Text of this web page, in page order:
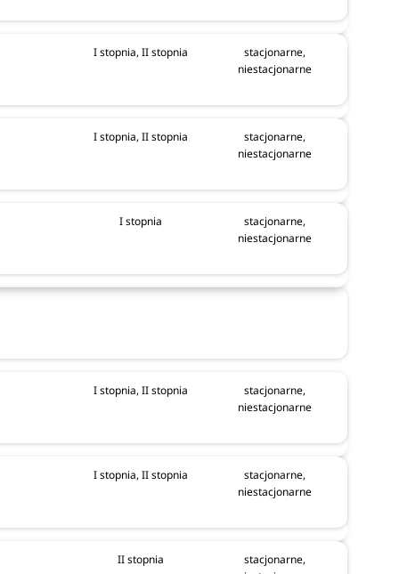
I stopnia, II stopnia
stacjonarne,
niestacjonarne
I stopnia, II stopnia
stacjonarne,
niestacjonarne
I stopnia
stacjonarne,
niestacjonarne
I stopnia, II stopnia
stacjonarne,
niestacjonarne
I stopnia, II stopnia
stacjonarne,
niestacjonarne
II stopnia
stacjonarne,